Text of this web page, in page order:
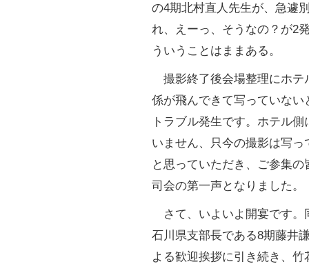
の4期北村直人先生が、急遽
れ、えーっ、そうなの？が2
ういうことはままある。
撮影終了後会場整理にホテ
係が飛んできて写っていな
トラブル発生です。ホテル
いません、只今の撮影は写
と思っていただき、ご参集
司会の第一声となりました。
さて、いよいよ開宴です。
石川県支部長である8期藤井
よる歓迎挨拶に引き続き、竹